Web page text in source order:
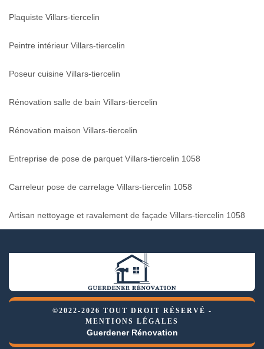
Plaquiste Villars-tiercelin
Peintre intérieur Villars-tiercelin
Poseur cuisine Villars-tiercelin
Rénovation salle de bain Villars-tiercelin
Rénovation maison Villars-tiercelin
Entreprise de pose de parquet Villars-tiercelin 1058
Carreleur pose de carrelage Villars-tiercelin 1058
Artisan nettoyage et ravalement de façade Villars-tiercelin 1058
©2022-2026 TOUT DROIT RÉSERVÉ -
MENTIONS LÉGALES
Guerdener Rénovation